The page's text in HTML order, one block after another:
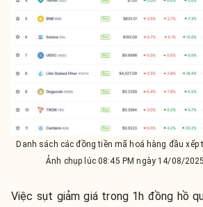
Danh sách các đồng tiền mã hoá hàng đầu
Ảnh chụp lúc 08:45 PM ngày 14/08/
Việc sụt giảm giá trong 1h đồng hồ